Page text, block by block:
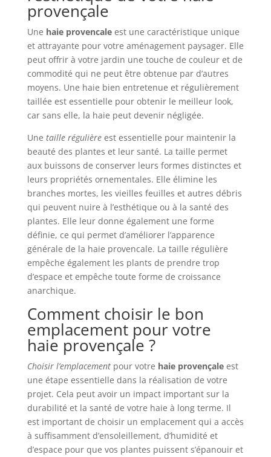
provençale
Une haie provencaleest une caractéristique unique
et attrayante pour votre aménagement paysager. Elle
peut offrir à votre jardin une touche de couleur et de
commodité qui ne peut être obtenue par d’autres
moyens. Une haie bien entretenue et régulièrement
taillée est essentielle pour obtenir le meilleur look,
car sans elle, la haie peut devenir négligée.
Une taille régulièreest essentielle pour maintenir la
beauté des plantes et leur santé. La taille permet
aux buissons de conserver leurs formes distinctes et
leurs propriétés ornementales. Elle élimine les
branches mortes, les vieilles feuilles et autres débris
qui peuvent nuire à l’esthétique ou à la santé des
plantes. Elle leur donne également une forme
définie, ce qui permet d’améliorer l’apparence
générale de la haie provencale. La taille régulière
empêche également les plants de prendre trop
d’espace et empêche toute forme de croissance
anarchique.
Comment choisir le bon
emplacement pour votre
haie provençale ?
Choisir l’emplacementpour votre haie provençaleest
une étape essentielle dans la réalisation de votre
projet. Cela peut avoir un impact important sur la
durabilité et la santé de votre haie à long terme. Il
est important de choisir un emplacement qui a accès
à suffisamment d’ensoleillement, d’humidité et
d’espace pour que vos plantes puissent s’épanouir et